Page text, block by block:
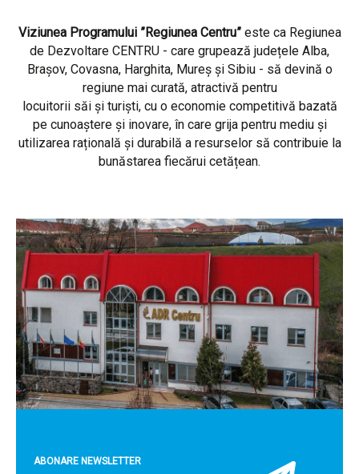
Viziunea Programului ”Regiunea Centru”este ca Regiunea
de Dezvoltare CENTRU - care grupează județele Alba,
Brașov, Covasna, Harghita, Mureș și Sibiu - să devină o
regiune mai curată, atractivă pentru
locuitorii săi și turiști, cu o economie competitivă bazată
pe cunoaștere și inovare, în care grija pentru mediu și
utilizarea rațională și durabilă a resurselor să contribuie la
bunăstarea fiecărui cetățean.
ABONARE NEWSLETTER